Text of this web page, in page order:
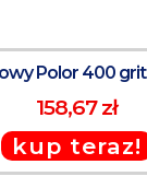
Polor 400 grit
158,67 zł
kup teraz!